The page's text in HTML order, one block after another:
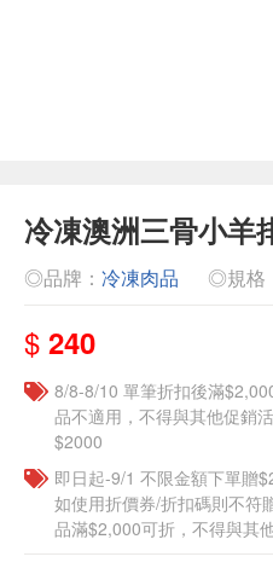
冷凍澳洲三骨小羊
◎品牌： 冷凍肉品 ◎規格
$ 240
8/8-8/10 單筆折扣後滿
品不適用，不得與其他促銷
$2000
即日起-9/1 不限金額下單贈
如使用折價券/折扣碼則不符
品滿$2,000可折，不得與其